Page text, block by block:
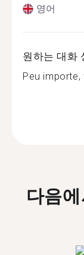
영어
원하는 대화
Peu
다음